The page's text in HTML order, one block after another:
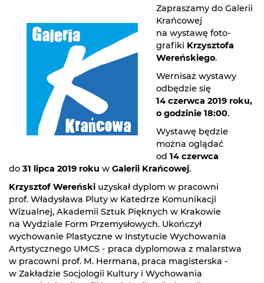
Zapraszamy do Galerii
Krańcowej
na wystawę foto-
grafiki Krzysztofa
Wereńskiego.
Wernisaż wystawy
odbędzie się
14 czerwca 2019 roku,
o godzinie 18:00.
Wystawę będzie
można oglądać
od 14 czerwca
do 31 lipca 2019 roku w Galerii Krańcowej.
Krzysztof Wereński uzyskał dyplom w pracowni
prof. Władysława Pluty w Katedrze Komunikacji
Wizualnej, Akademii Sztuk Pięknych w Krakowie
na Wydziale Form Przemysłowych. Ukończył
wychowanie Plastyczne w Instytucie Wychowania
Artystycznego UMCS - praca dyplomowa z malarstwa
w pracowni prof. M. Hermana, praca magisterska -
w Zakładzie Socjologii Kultury i Wychowania